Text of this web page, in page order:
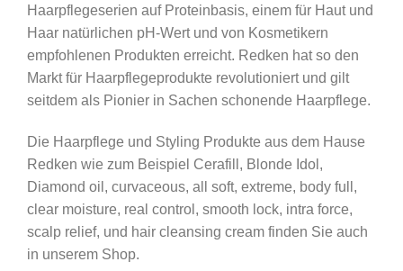
Haarpflegeserien auf Proteinbasis, einem für Haut und
Haar natürlichen pH-Wert und von Kosmetikern
empfohlenen Produkten erreicht. Redken hat so den
Markt für Haarpflegeprodukte revolutioniert und gilt
seitdem als Pionier in Sachen schonende Haarpflege.
Die Haarpflege und Styling Produkte aus dem Hause
Redken wie zum Beispiel Cerafill, Blonde Idol,
Diamond oil, curvaceous, all soft, extreme, body full,
clear moisture, real control, smooth lock, intra force,
scalp relief, und hair cleansing cream finden Sie auch
in unserem Shop.